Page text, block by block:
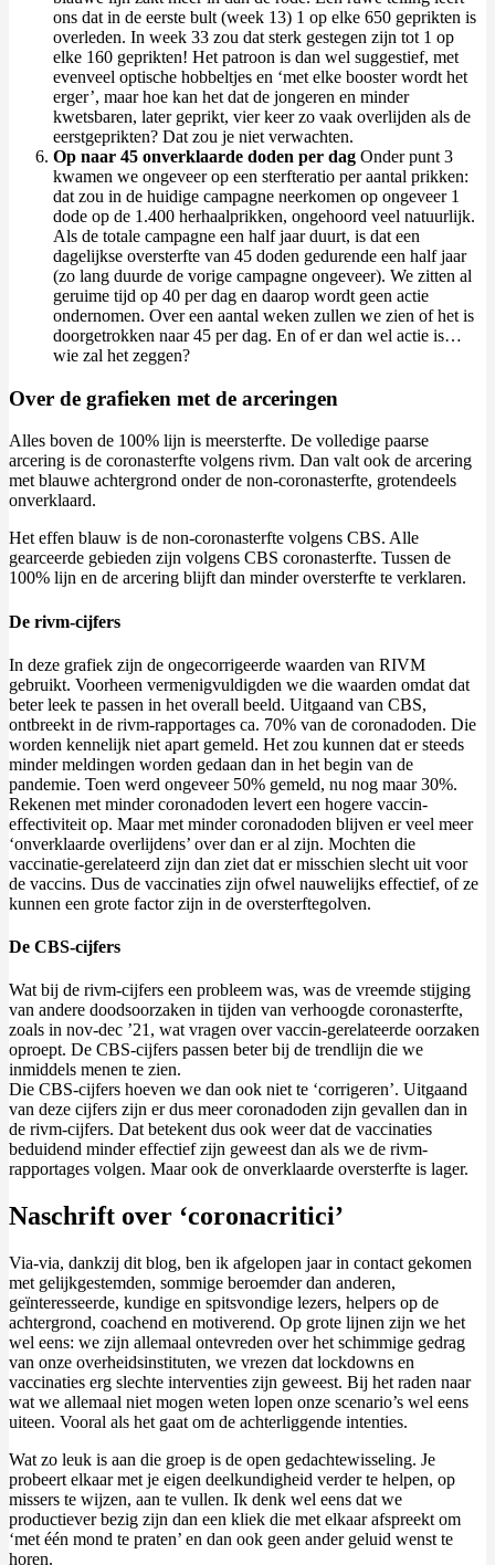
ons dat in de eerste bult (week 13) 1 op elke 650 geprikten is
overleden. In week 33 zou dat sterk gestegen zijn tot 1 op
elke 160 geprikten! Het patroon is dan wel suggestief, met
evenveel optische hobbeltjes en ‘met elke booster wordt het
erger’, maar hoe kan het dat de jongeren en minder
kwetsbaren, later geprikt, vier keer zo vaak overlijden als de
eerstgeprikten? Dat zou je niet verwachten.
Op naar 45 onverklaarde doden per dag Onder punt 3
kwamen we ongeveer op een sterfteratio per aantal prikken:
dat zou in de huidige campagne neerkomen op ongeveer 1
dode op de 1.400 herhaalprikken, ongehoord veel natuurlijk.
Als de totale campagne een half jaar duurt, is dat een
dagelijkse oversterfte van 45 doden gedurende een half jaar
(zo lang duurde de vorige campagne ongeveer). We zitten al
geruime tijd op 40 per dag en daarop wordt geen actie
ondernomen. Over een aantal weken zullen we zien of het is
doorgetrokken naar 45 per dag. En of er dan wel actie is…
wie zal het zeggen?
Over de grafieken met de arceringen
Alles boven de 100% lijn is meersterfte. De volledige paarse
arcering is de coronasterfte volgens rivm. Dan valt ook de arcering
met blauwe achtergrond onder de non-coronasterfte, grotendeels
onverklaard.
Het effen blauw is de non-coronasterfte volgens CBS. Alle
gearceerde gebieden zijn volgens CBS coronasterfte. Tussen de
100% lijn en de arcering blijft dan minder oversterfte te verklaren.
De rivm-cijfers
In deze grafiek zijn de ongecorrigeerde waarden van RIVM
gebruikt. Voorheen vermenigvuldigden we die waarden omdat dat
beter leek te passen in het overall beeld. Uitgaand van CBS,
ontbreekt in de rivm-rapportages ca. 70% van de coronadoden. Die
worden kennelijk niet apart gemeld. Het zou kunnen dat er steeds
minder meldingen worden gedaan dan in het begin van de
pandemie. Toen werd ongeveer 50% gemeld, nu nog maar 30%.
Rekenen met minder coronadoden levert een hogere vaccin-
effectiviteit op. Maar met minder coronadoden blijven er veel meer
‘onverklaarde overlijdens’ over dan er al zijn. Mochten die
vaccinatie-gerelateerd zijn dan ziet dat er misschien slecht uit voor
de vaccins. Dus de vaccinaties zijn ofwel nauwelijks effectief, of ze
kunnen een grote factor zijn in de oversterftegolven.
De CBS-cijfers
Wat bij de rivm-cijfers een probleem was, was de vreemde stijging
van andere doodsoorzaken in tijden van verhoogde coronasterfte,
zoals in nov-dec ’21, wat vragen over vaccin-gerelateerde oorzaken
oproept. De CBS-cijfers passen beter bij de trendlijn die we
inmiddels menen te zien.
Die CBS-cijfers hoeven we dan ook niet te ‘corrigeren’. Uitgaand
van deze cijfers zijn er dus meer coronadoden zijn gevallen dan in
de rivm-cijfers. Dat betekent dus ook weer dat de vaccinaties
beduidend minder effectief zijn geweest dan als we de rivm-
rapportages volgen. Maar ook de onverklaarde oversterfte is lager.
Naschrift over ‘coronacritici’
Via-via, dankzij dit blog, ben ik afgelopen jaar in contact gekomen
met gelijkgestemden, sommige beroemder dan anderen,
geïnteresseerde, kundige en spitsvondige lezers, helpers op de
achtergrond, coachend en motiverend. Op grote lijnen zijn we het
wel eens: we zijn allemaal ontevreden over het schimmige gedrag
van onze overheidsinstituten, we vrezen dat lockdowns en
vaccinaties erg slechte interventies zijn geweest. Bij het raden naar
wat we allemaal niet mogen weten lopen onze scenario’s wel eens
uiteen. Vooral als het gaat om de achterliggende intenties.
Wat zo leuk is aan die groep is de open gedachtewisseling. Je
probeert elkaar met je eigen deelkundigheid verder te helpen, op
missers te wijzen, aan te vullen. Ik denk wel eens dat we
productiever bezig zijn dan een kliek die met elkaar afspreekt om
‘met één mond te praten’ en dan ook geen ander geluid wenst te
horen.